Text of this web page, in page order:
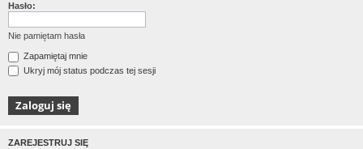
Hasło:
Nie pamiętam hasła
Zapamiętaj mnie
Ukryj mój status podczas tej sesji
ZAREJESTRUJ SIĘ